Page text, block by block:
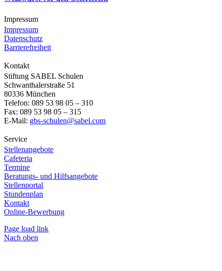
Impressum
Impressum
Datenschutz
Barrierefreiheit
Kontakt
Stiftung SABEL Schulen
Schwanthalerstraße 51
80336 München
Telefon: 089 53 98 05 – 310
Fax: 089 53 98 05 – 315
E-Mail: gbs-schulen@sabel.com
Service
Stellenangebote
Cafeteria
Termine
Beratungs- und Hilfsangebote
Stellenportal
Stundenplan
Kontakt
Online-Bewerbung
Page load link
Nach oben